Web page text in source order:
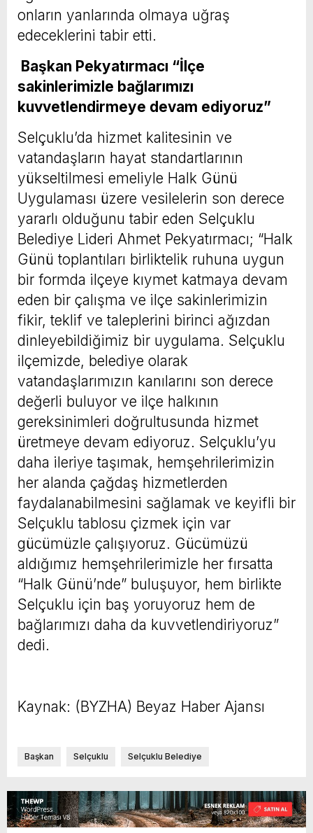
onların yanlarında olmaya uğraş
edeceklerini tabir etti.
Başkan Pekyatırmacı “İlçe
sakinlerimizle bağlarımızı
kuvvetlendirmeye devam ediyoruz”
Selçuklu’da hizmet kalitesinin ve
vatandaşların hayat standartlarının
yükseltilmesi emeliyle Halk Günü
Uygulaması üzere vesilelerin son derece
yararlı olduğunu tabir eden Selçuklu
Belediye Lideri Ahmet Pekyatırmacı; “Halk
Günü toplantıları birliktelik ruhuna uygun
bir formda ilçeye kıymet katmaya devam
eden bir çalışma ve ilçe sakinlerimizin
fikir, teklif ve taleplerini birinci ağızdan
dinleyebildiğimiz bir uygulama. Selçuklu
ilçemizde, belediye olarak
vatandaşlarımızın kanılarını son derece
değerli buluyor ve ilçe halkının
gereksinimleri doğrultusunda hizmet
üretmeye devam ediyoruz. Selçuklu’yu
daha ileriye taşımak, hemşehrilerimizin
her alanda çağdaş hizmetlerden
faydalanabilmesini sağlamak ve keyifli bir
Selçuklu tablosu çizmek için var
gücümüzle çalışıyoruz. Gücümüzü
aldığımız hemşehrilerimizle her fırsatta
“Halk Günü’nde” buluşuyor, hem birlikte
Selçuklu için baş yoruyoruz hem de
bağlarımızı daha da kuvvetlendiriyoruz”
dedi.
Kaynak: (BYZHA) Beyaz Haber Ajansı
Başkan Selçuklu Selçuklu Belediye